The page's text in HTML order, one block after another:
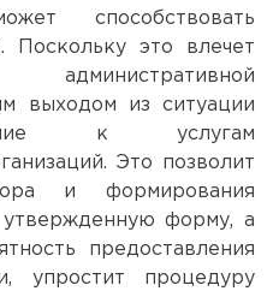
способствовать
Поскольку это влечет
выходом из ситуации
к услугам
Это позволит
и формирования
форму, а
предоставления
упростит процедуру